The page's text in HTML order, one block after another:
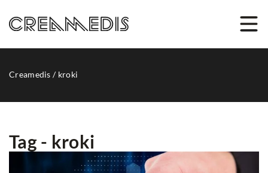
Creamedis / kroki
Tag - kroki